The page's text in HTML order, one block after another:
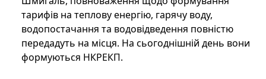
тарифів на теплову енергію, гарячу воду,
водопостачання та водовідведення повністю
передадуть на місця. На сьогоднішній день вони
формуються НКРЕКП.